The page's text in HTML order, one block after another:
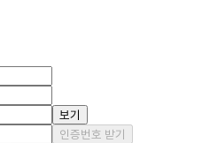
보기
인증번호 받기